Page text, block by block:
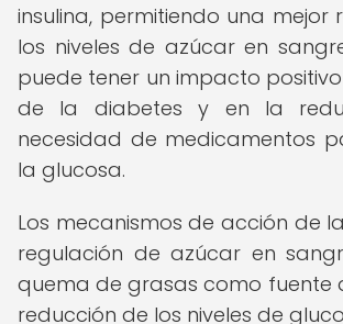
insulina, permitiendo una mejor
los niveles de azúcar en
puede tener un impacto
de la diabetes y en la
necesidad de medicamentos
la glucosa.
Los mecanismos de acción de
regulación de azúcar en
quema de grasas como fuente
reducción de los niveles de